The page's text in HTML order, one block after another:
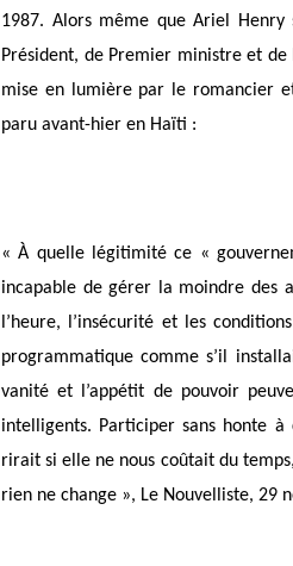
1987. Alors même que Ariel
Président, de Premier ministre et
mise en lumière par le romancier
paru avant-hier en Haïti :
« À quelle légitimité ce «
incapable de gérer la moindre des
l’heure, l’insécurité et les
programmatique comme s’il
vanité et l’appétit de pouvoir
intelligents. Participer sans honte
rirait si elle ne nous coûtait du
rien ne change », Le Nouvelliste, 29